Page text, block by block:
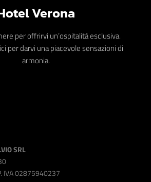
Verona
per offrirvi un’ospitalità esclusiva.
per darvi una piacevole sensazioni di
armonia.
SRL
IVA 02875940237